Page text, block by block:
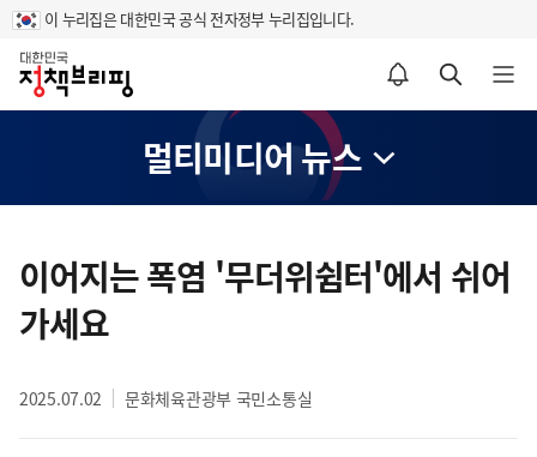
이 누리집은 대한민국 공식 전자정부 누리집입니다.
홈
알림설정 바로가기 검색 바로가기 메뉴 열기
멀티미디어 뉴스
텐
츠
영
이어지는 폭염 '무더위쉼터'에서 쉬어
가세요
2025.07.02 문화체육관광부 국민소통실